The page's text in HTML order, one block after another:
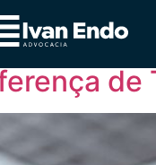
de